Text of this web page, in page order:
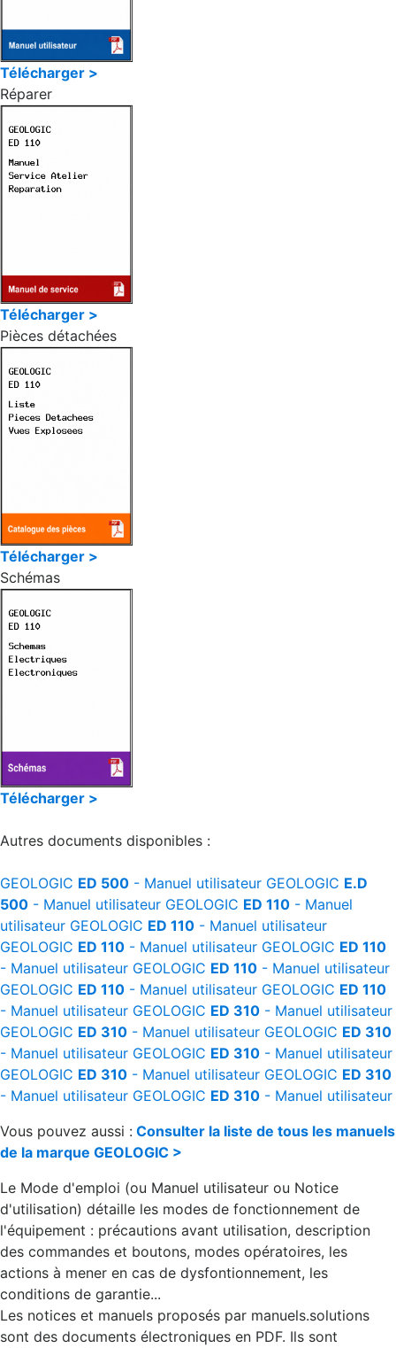
Télécharger >
Réparer
Télécharger >
Pièces détachées
Télécharger >
Schémas
Télécharger >
Autres documents disponibles :
GEOLOGIC ED 500 - Manuel utilisateur GEOLOGIC E.D
500 - Manuel utilisateur GEOLOGIC ED 110 - Manuel
utilisateur GEOLOGIC ED 110 - Manuel utilisateur
GEOLOGIC ED 110 - Manuel utilisateur GEOLOGIC ED 110
- Manuel utilisateur GEOLOGIC ED 110 - Manuel utilisateur
GEOLOGIC ED 110 - Manuel utilisateur GEOLOGIC ED 110
- Manuel utilisateur GEOLOGIC ED 310 - Manuel utilisateur
GEOLOGIC ED 310 - Manuel utilisateur GEOLOGIC ED 310
- Manuel utilisateur GEOLOGIC ED 310 - Manuel utilisateur
GEOLOGIC ED 310 - Manuel utilisateur GEOLOGIC ED 310
- Manuel utilisateur GEOLOGIC ED 310 - Manuel utilisateur
Vous pouvez aussi : Consulter la liste de tous les manuels
de la marque GEOLOGIC >
Le Mode d'emploi (ou Manuel utilisateur ou Notice
d'utilisation) détaille les modes de fonctionnement de
l'équipement : précautions avant utilisation, description
des commandes et boutons, modes opératoires, les
actions à mener en cas de dysfontionnement, les
conditions de garantie...
Les notices et manuels proposés par manuels.solutions
sont des documents électroniques en PDF. Ils sont